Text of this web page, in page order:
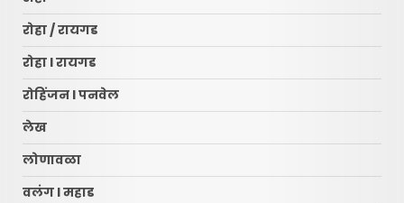
रोहा / रायगड
रोहा l रायगड
रोहिंजन l पनवेल
लेख
लोणावळा
वलंग l महाड